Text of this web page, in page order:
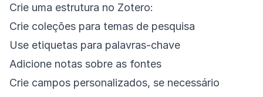
Crie uma estrutura no Zotero:
Crie coleções para temas de pesquisa
Use etiquetas para palavras-chave
Adicione notas sobre as fontes
Crie campos personalizados, se necessário